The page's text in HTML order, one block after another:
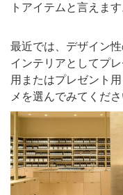
トアイテムと言えます
最近では、デザイン
インテリアとしてプ
用またはプレゼント
メを選んでみてくださ